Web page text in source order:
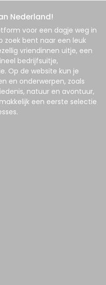
Nederland!
voor een dagje weg in
zoek bent naar een leuk
vriendinnen uitje, een
bedrijfsuitje,
Op de website kun je
en onderwerpen, zoals
natuur en avontuur,
een eerste selectie